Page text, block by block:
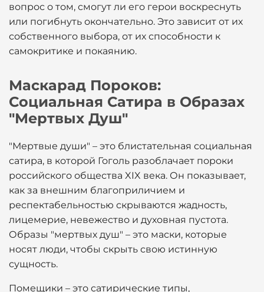
вопрос о том, смогут ли его герои воскреснуть
или погибнуть окончательно. Это зависит от их
собственного выбора, от их способности к
самокритике и покаянию.
Маскарад Пороков:
Социальная Сатира в Образах
"Мертвых Душ"
"Мертвые души" – это блистательная социальная
сатира, в которой Гоголь разоблачает пороки
российского общества XIX века. Он показывает,
как за внешним благоприличием и
респектабельностью скрываются жадность,
лицемерие, невежество и духовная пустота.
Образы "мертвых душ" – это маски, которые
носят люди, чтобы скрыть свою истинную
сущность.
Помещики – это сатирические типы,